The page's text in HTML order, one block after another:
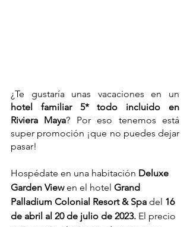
hotel familiar 5* todo incluido en
Riviera Maya? Por eso tenemos está
super promoción ¡que no puedes dejar
pasar!
Hospédate en una habitación Deluxe
Garden View en el hotel Grand
Palladium Colonial Resort & Spa del 16
de abril al 20 de julio de 2023. El precio